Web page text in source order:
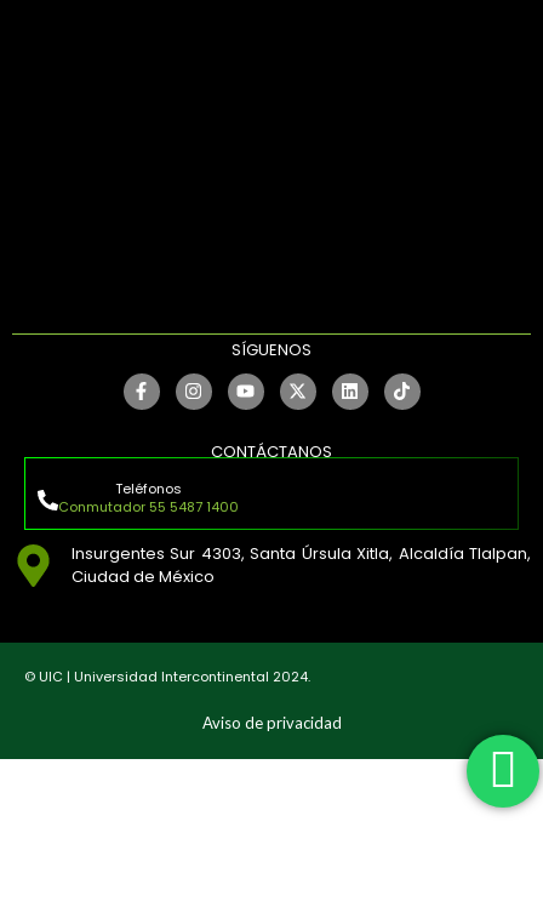
SÍGUENOS
CONTÁCTANOS
Teléfonos
Conmutador 55 5487 1400
Insurgentes Sur 4303, Santa Úrsula Xitla, Alcaldía Tlalpan,
Ciudad de México
© UIC | Universidad Intercontinental 2024.
Aviso de privacidad